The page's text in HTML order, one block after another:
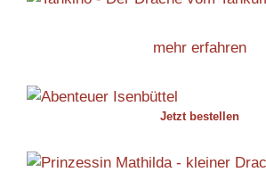
mehr erfahren
Jetzt bestellen